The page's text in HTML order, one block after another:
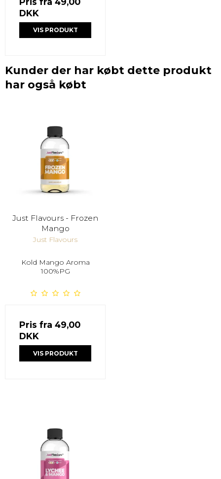
DKK
VIS PRODUKT
Kunder der har købt dette produkt
har også købt
Just Flavours - Frozen
Mango
Just Flavours
Kold Mango Aroma
100%PG
Pris fra 49,00
DKK
VIS PRODUKT